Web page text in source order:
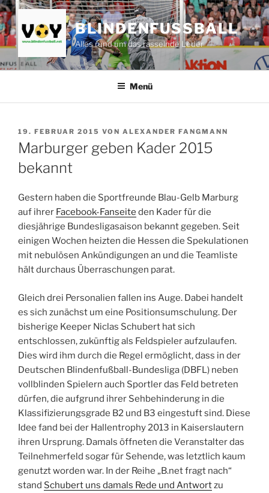
Zum
Inhalt
springen
BLINDENFUSSBALL
Alles rund um das rasselnde Leder
Menü
VERÖFFENTLICHT
AM
19. FEBRUAR 2015 VON ALEXANDER FANGMANN
Marburger geben Kader 2015
bekannt
Gestern haben die Sportfreunde Blau-Gelb Marburg
auf ihrer Facebook-Fanseite den Kader für die
diesjährige Bundesligasaison bekannt gegeben. Seit
einigen Wochen heizten die Hessen die Spekulationen
mit nebulösen Ankündigungen an und die Teamliste
hält durchaus Überraschungen parat.
Gleich drei Personalien fallen ins Auge. Dabei handelt
es sich zunächst um eine Positionsumschulung. Der
bisherige Keeper Niclas Schubert hat sich
entschlossen, zukünftig als Feldspieler aufzulaufen.
Dies wird ihm durch die Regel ermöglicht, dass in der
Deutschen Blindenfußball-Bundesliga (DBFL) neben
vollblinden Spielern auch Sportler das Feld betreten
dürfen, die aufgrund ihrer Sehbehinderung in die
Klassifizierungsgrade B2 und B3 eingestuft sind. Diese
Idee fand bei der Hallentrophy 2013 in Kaiserslautern
ihren Ursprung. Damals öffneten die Veranstalter das
Teilnehmerfeld sogar für Sehende, was letztlich kaum
genutzt worden war. In der Reihe „B.net fragt nach“
stand Schubert uns damals Rede und Antwortzu